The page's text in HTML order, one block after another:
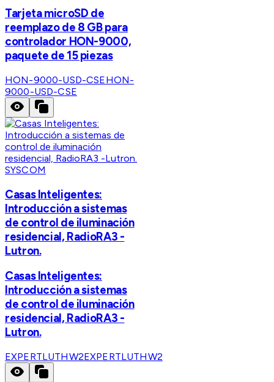
Tarjeta microSD de
reemplazo de 8 GB para
controlador HON-9000,
paquete de 15 piezas
HON-9000-USD-CSEHON-
9000-USD-CSE
SYSCOM
Casas Inteligentes:
Introducción a sistemas
de control de iluminación
residencial, RadioRA3 -
Lutron.
Casas Inteligentes:
Introducción a sistemas
de control de iluminación
residencial, RadioRA3 -
Lutron.
EXPERTLUTHW2EXPERTLUTHW2